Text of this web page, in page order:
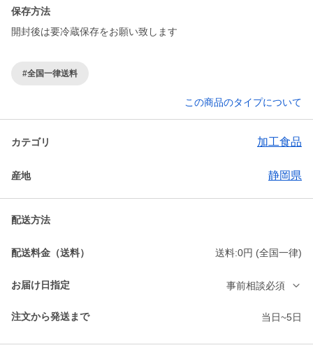
保存方法
開封後は要冷蔵保存をお願い致します
#全国一律送料
この商品のタイプについて
カテゴリ 加工食品
産地 静岡県
配送方法
配送料金（送料） 送料:0円 (全国一律)
お届け日指定 事前相談必須
注文から発送まで 当日~5日